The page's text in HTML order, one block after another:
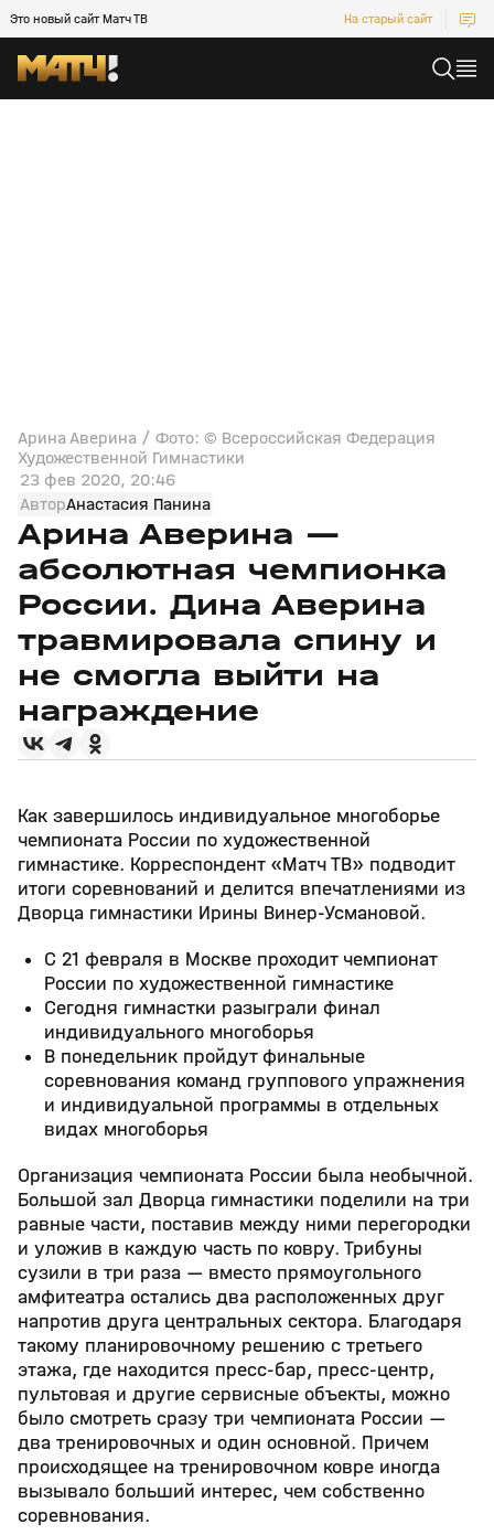
Это новый сайт Матч ТВ На старый сайт
Арина Аверина / Фото: © Всероссийская Федерация
Художественной Гимнастики
23 фев 2020, 20:46
АвторАнастасия Панина
Арина Аверина —
абсолютная чемпионка
России. Дина Аверина
травмировала спину и
не смогла выйти на
награждение
Как завершилось индивидуальное многоборье
чемпионата России по художественной
гимнастике. Корреспондент «Матч ТВ» подводит
итоги соревнований и делится впечатлениями из
Дворца гимнастики Ирины Винер-Усмановой.
С 21 февраля в Москве проходит чемпионат
России по художественной гимнастике
Сегодня гимнастки разыграли финал
индивидуального многоборья
В понедельник пройдут финальные
соревнования команд группового упражнения
и индивидуальной программы в отдельных
видах многоборья
Организация чемпионата России была необычной.
Большой зал Дворца гимнастики поделили на три
равные части, поставив между ними перегородки
и уложив в каждую часть по ковру. Трибуны
сузили в три раза — вместо прямоугольного
амфитеатра остались два расположенных друг
напротив друга центральных сектора. Благодаря
такому планировочному решению с третьего
этажа, где находится пресс-бар, пресс-центр,
пультовая и другие сервисные объекты, можно
было смотреть сразу три чемпионата России —
два тренировочных и один основной. Причем
происходящее на тренировочном ковре иногда
вызывало больший интерес, чем собственно
соревнования.